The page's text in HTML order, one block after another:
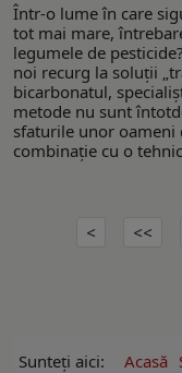
Într-o lume în care
tot mai mare,
legumele de
noi recurg la soluții
bicarbonatul,
metode nu sunt
sfaturile unor oameni
combinație cu o
Sunteți aici: Acasă